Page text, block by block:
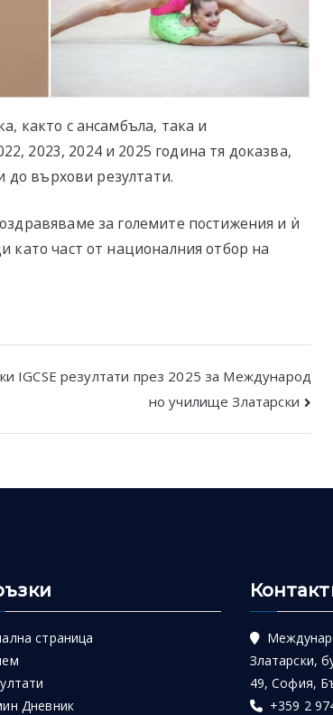
както с ансамбъла, така и
2023, 2024 и 2025 година тя доказва,
до върхови резултати.
за големите постижения и ѝ
част от националния отбор на
IGCSE резултати през 2025 за Международ
но училище Златарски
страница
Дневник
Златарски,
49, София,
+359 2